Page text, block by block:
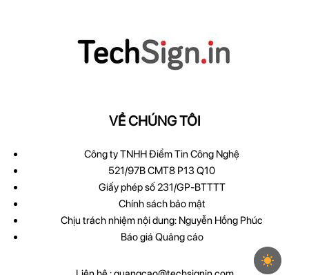
VỀ CHÚNG TÔI
Công ty TNHH Điểm Tin Công Nghệ
521/97B CMT8 P13 Q10
Giấy phép số 231/GP-BTTTT
Chính sách bảo mật
Chịu trách nhiệm nội dung: Nguyễn Hồng Phúc
Báo giá Quảng cáo